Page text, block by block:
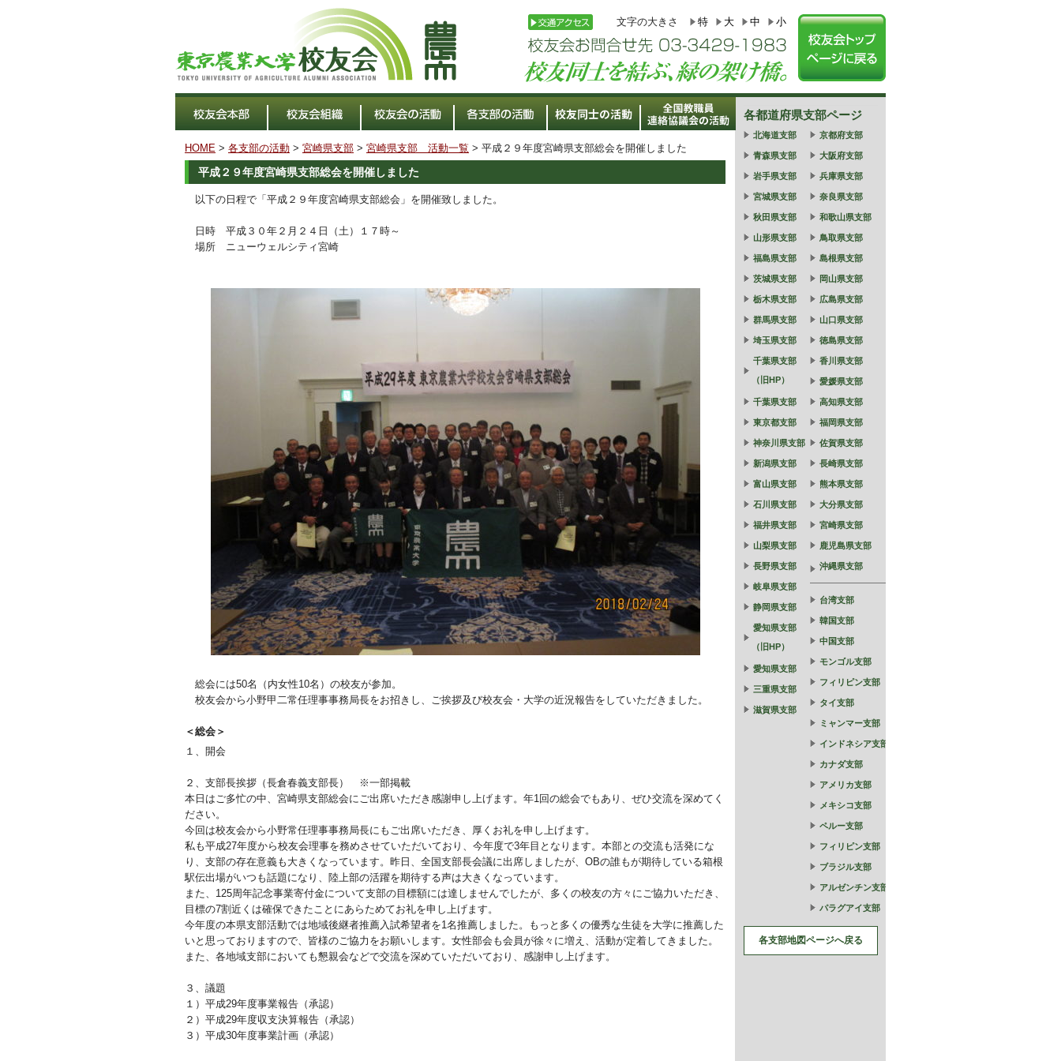
文字の大きさ 特 大 中 小
HOME > 各支部の活動 > 宮崎県支部 > 宮崎県支部 活動一覧 > 平成２９年度宮崎県支部総会を開催しました
平成２９年度宮崎県支部総会を開催しました
以下の日程で「平成２９年度宮崎県支部総会」を開催致しました。
日時 平成３０年２月２４日（土）１７時～
場所 ニューウェルシティ宮崎
総会には50名（内女性10名）の校友が参加。
校友会から小野甲二常任理事事務局長をお招きし、ご挨拶及び校友会・大学の近況報告をしていただきました。
＜総会＞
１、開会
２、支部長挨拶（長倉春義支部長） ※一部掲載
本日はご多忙の中、宮崎県支部総会にご出席いただき感謝申し上げます。年1回の総会でもあり、ぜひ交流を深めてく
ださい。
今回は校友会から小野常任理事事務局長にもご出席いただき、厚くお礼を申し上げます。
私も平成27年度から校友会理事を務めさせていただいており、今年度で3年目となります。本部との交流も活発にな
り、支部の存在意義も大きくなっています。昨日、全国支部長会議に出席しましたが、OBの誰もが期待している箱根
駅伝出場がいつも話題になり、陸上部の活躍を期待する声は大きくなっています。
また、125周年記念事業寄付金について支部の目標額には達しませんでしたが、多くの校友の方々にご協力いただき、
目標の7割近くは確保できたことにあらためてお礼を申し上げます。
今年度の本県支部活動では地域後継者推薦入試希望者を1名推薦しました。もっと多くの優秀な生徒を大学に推薦した
いと思っておりますので、皆様のご協力をお願いします。女性部会も会員が徐々に増え、活動が定着してきました。
また、各地域支部においても懇親会などで交流を深めていただいており、感謝申し上げます。
３、議題
１）平成29年度事業報告（承認）
２）平成29年度収支決算報告（承認）
３）平成30年度事業計画（承認）
各都道府県支部ページ
北海道支部
青森県支部
岩手県支部
宮城県支部
秋田県支部
山形県支部
福島県支部
茨城県支部
栃木県支部
群馬県支部
埼玉県支部
千葉県支部
（旧HP）
千葉県支部
東京都支部
神奈川県支部
新潟県支部
富山県支部
石川県支部
福井県支部
山梨県支部
長野県支部
岐阜県支部
静岡県支部
愛知県支部
（旧HP）
愛知県支部
三重県支部
滋賀県支部
京都府支部
大阪府支部
兵庫県支部
奈良県支部
和歌山県支部
鳥取県支部
島根県支部
岡山県支部
広島県支部
山口県支部
徳島県支部
香川県支部
愛媛県支部
高知県支部
福岡県支部
佐賀県支部
長崎県支部
熊本県支部
大分県支部
宮崎県支部
鹿児島県支部
沖縄県支部
台湾支部
韓国支部
中国支部
モンゴル支部
フィリピン支部
タイ支部
ミャンマー支部
インドネシア支部
カナダ支部
アメリカ支部
メキシコ支部
ペルー支部
フィリピン支部
ブラジル支部
アルゼンチン支部
パラグアイ支部
各支部地図ページへ戻る